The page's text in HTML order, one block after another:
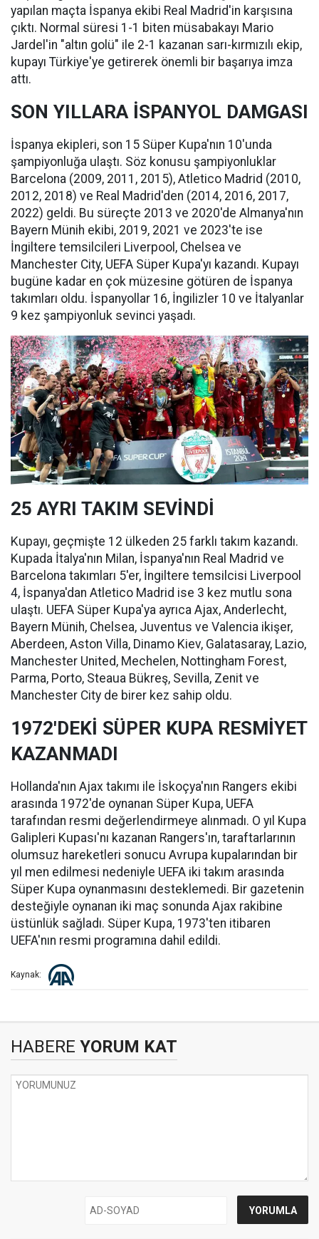
yapılan maçta İspanya ekibi Real Madrid'in karşısına
çıktı. Normal süresi 1-1 biten müsabakayı Mario
Jardel'in "altın golü" ile 2-1 kazanan sarı-kırmızılı ekip,
kupayı Türkiye'ye getirerek önemli bir başarıya imza
attı.
SON YILLARA İSPANYOL DAMGASI
İspanya ekipleri, son 15 Süper Kupa'nın 10'unda
şampiyonluğa ulaştı. Söz konusu şampiyonluklar
Barcelona (2009, 2011, 2015), Atletico Madrid (2010,
2012, 2018) ve Real Madrid'den (2014, 2016, 2017,
2022) geldi. Bu süreçte 2013 ve 2020'de Almanya'nın
Bayern Münih ekibi, 2019, 2021 ve 2023'te ise
İngiltere temsilcileri Liverpool, Chelsea ve
Manchester City, UEFA Süper Kupa'yı kazandı. Kupayı
bugüne kadar en çok müzesine götüren de İspanya
takımları oldu. İspanyollar 16, İngilizler 10 ve İtalyanlar
9 kez şampiyonluk sevinci yaşadı.
25 AYRI TAKIM SEVİNDİ
Kupayı, geçmişte 12 ülkeden 25 farklı takım kazandı.
Kupada İtalya'nın Milan, İspanya'nın Real Madrid ve
Barcelona takımları 5'er, İngiltere temsilcisi Liverpool
4, İspanya'dan Atletico Madrid ise 3 kez mutlu sona
ulaştı. UEFA Süper Kupa'ya ayrıca Ajax, Anderlecht,
Bayern Münih, Chelsea, Juventus ve Valencia ikişer,
Aberdeen, Aston Villa, Dinamo Kiev, Galatasaray, Lazio,
Manchester United, Mechelen, Nottingham Forest,
Parma, Porto, Steaua Bükreş, Sevilla, Zenit ve
Manchester City de birer kez sahip oldu.
1972'DEKİ SÜPER KUPA RESMİYET
KAZANMADI
Hollanda'nın Ajax takımı ile İskoçya'nın Rangers ekibi
arasında 1972'de oynanan Süper Kupa, UEFA
tarafından resmi değerlendirmeye alınmadı. O yıl Kupa
Galipleri Kupası'nı kazanan Rangers'ın, taraftarlarının
olumsuz hareketleri sonucu Avrupa kupalarından bir
yıl men edilmesi nedeniyle UEFA iki takım arasında
Süper Kupa oynanmasını desteklemedi. Bir gazetenin
desteğiyle oynanan iki maç sonunda Ajax rakibine
üstünlük sağladı. Süper Kupa, 1973'ten itibaren
UEFA'nın resmi programına dahil edildi.
Kaynak:
HABERE YORUM KAT